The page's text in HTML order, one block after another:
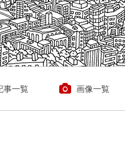
事一覧 画像一覧